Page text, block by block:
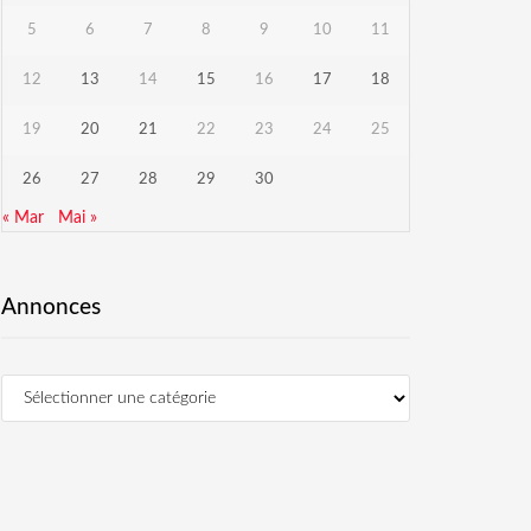
5 6 7 8 9 10 11
12 13 14 15 16 17 18
19 20 21 22 23 24 25
26 27 28 29 30
« Mar Mai »
Annonces